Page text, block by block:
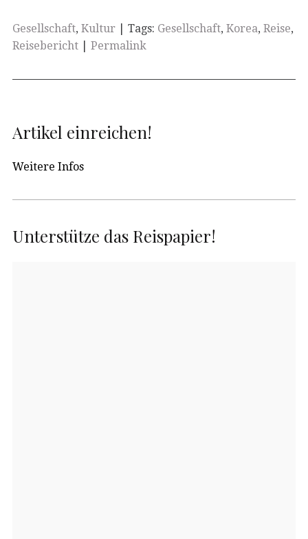
Gesellschaft, Kultur | Tags: Gesellschaft, Korea, Reise,
Reisebericht
Permalink
Artikel einreichen!
Weitere Infos
Unterstütze das Reispapier!